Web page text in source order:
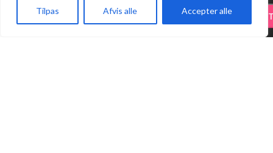
Tilpas Afvis alle Accepter alle
Spar 15 % på Take Away. Bestil online,
35.
Rispapir.Surimi89.00kr. - +